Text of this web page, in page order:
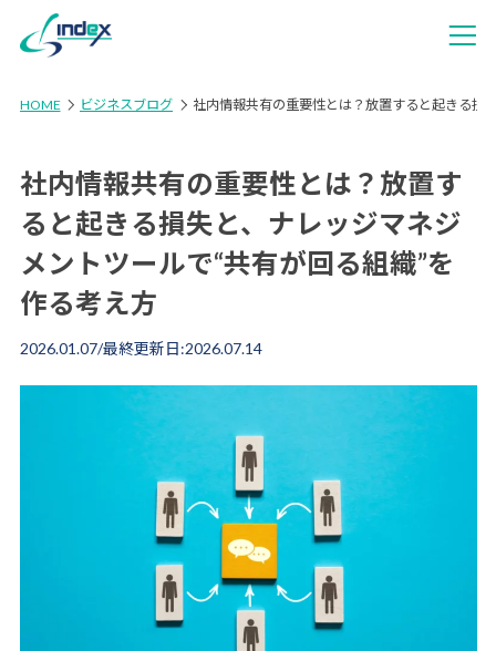
HOME ビジネスブログ 社内情報共有の重要性とは？放置すると起きる損
社内情報共有の重要性とは？放置す
ると起きる損失と、ナレッジマネジ
メントツールで“共有が回る組織”を
作る考え方
2026.01.07/最終更新日:2026.07.14